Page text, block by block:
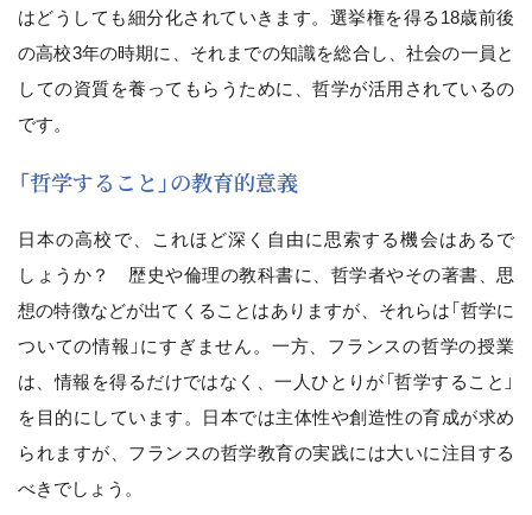
はどうしても細分化されていきます。選挙権を得る18歳前後
の高校3年の時期に、それまでの知識を総合し、社会の一員と
しての資質を養ってもらうために、哲学が活用されているの
です。
「哲学すること」の教育的意義
日本の高校で、これほど深く自由に思索する機会はあるで
しょうか？ 歴史や倫理の教科書に、哲学者やその著書、思
想の特徴などが出てくることはありますが、それらは「哲学に
ついての情報」にすぎません。一方、フランスの哲学の授業
は、情報を得るだけではなく、一人ひとりが「哲学すること」
を目的にしています。日本では主体性や創造性の育成が求め
られますが、フランスの哲学教育の実践には大いに注目する
べきでしょう。